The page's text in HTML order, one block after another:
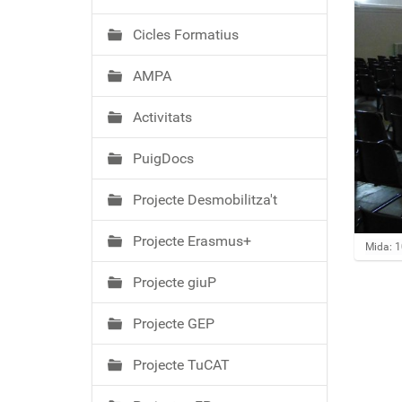
Feu
Mida:
Cicles Formatius
AMPA
Activitats
PuigDocs
Projecte Desmobilitza't
Projecte Erasmus+
Projecte giuP
Projecte GEP
Projecte TuCAT